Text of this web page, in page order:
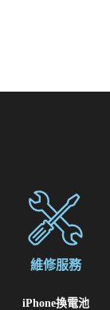
維修服務
iPhone換電池